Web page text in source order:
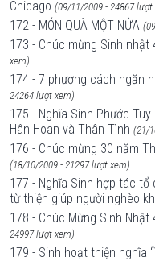
Chicago (09/11/2009 - 24867 lượt
172 - MÓN QUÀ MỘT NỬA
173 - Chúc mừng Sinh
xem)
174 - 7 phương cách ngăn
24264 lượt xem)
175 - Nghĩa Sinh Phước
Hân Hoan và Thân Tình (21/
176 - Chúc mừng 30 năm
(18/10/2009 - 21297 lượt xem)
177 - Nghĩa Sinh hợp tác tổ
từ thiện giúp người nghèo
178 - Chúc Mừng Sinh
24997 lượt xem)
179 - Sinh hoạt thiện nghĩa